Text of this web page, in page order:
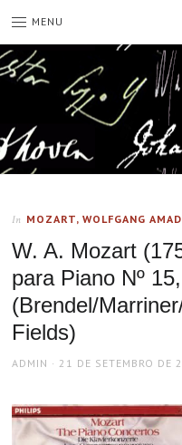
MENU
In MOZART, WOLFGANG
W. A. Mozart
para Piano Nº
(Brendel/
Fields)
AUTHOR
ADMIN
POSTED
21 DE SETEMBRO DE